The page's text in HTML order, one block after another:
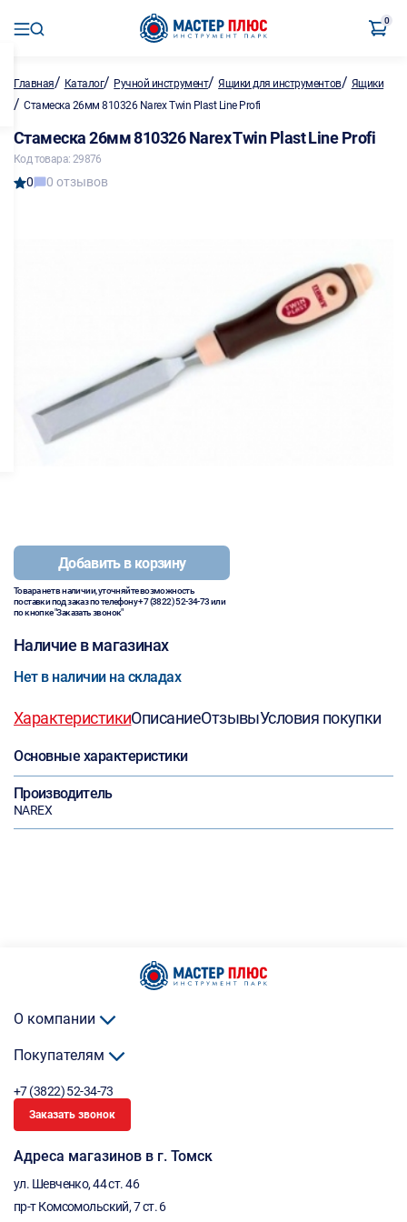
0
Главная/ Каталог/ Ручной инструмент/Ящики для инструментов/ Ящики
/ Стамеска 26мм 810326 Narex Twin Plast Line Profi
Стамеска 26мм 810326 Narex Twin Plast Line Profi
Код товара: 29876
0 0 отзывов
Добавить в корзину
Товара нет в наличии, уточняйте возможность
поставки под заказ по телефону+7 (3822) 52-34-73или
по кнопке "Заказать звонок"
Наличие в магазинах
Нет в наличии на складах
ХарактеристикиОписаниеОтзывыУсловия покупки
Основные характеристики
Производитель
NAREX
О компании
Покупателям
+7 (3822) 52-34-73
Заказать звонок
Адреса магазинов в г. Томск
ул. Шевченко, 44 ст. 46
пр-т Комсомольский, 7 ст. 6